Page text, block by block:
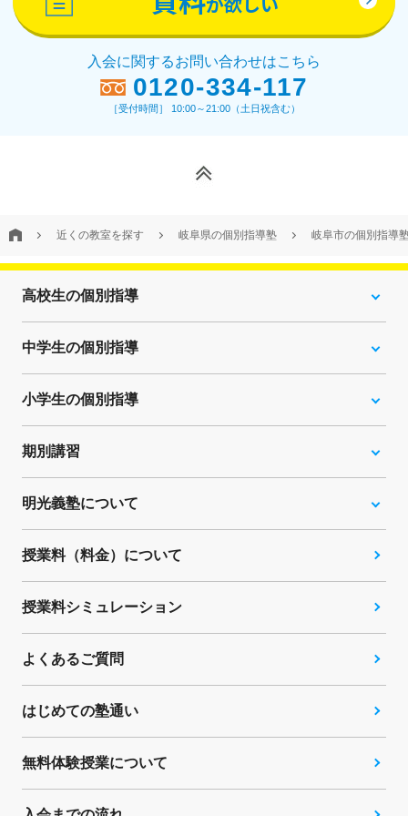
入会に関するお問い合わせはこちら
0120-334-117
［受付時間］ 10:00～21:00（土日祝含む）
近くの教室を探す 岐阜県の個別指導塾 岐阜市の個別指導
高校生の個別指導
中学生の個別指導
小学生の個別指導
期別講習
明光義塾について
授業料（料金）について
授業料シミュレーション
よくあるご質問
はじめての塾通い
無料体験授業について